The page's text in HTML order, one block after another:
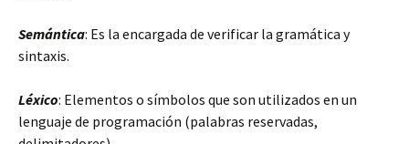
Semántica: Es la encargada de verificar la gramática y
sintaxis.
Léxico: Elementos o símbolos que son utilizados en un
lenguaje de programación (palabras reservadas,